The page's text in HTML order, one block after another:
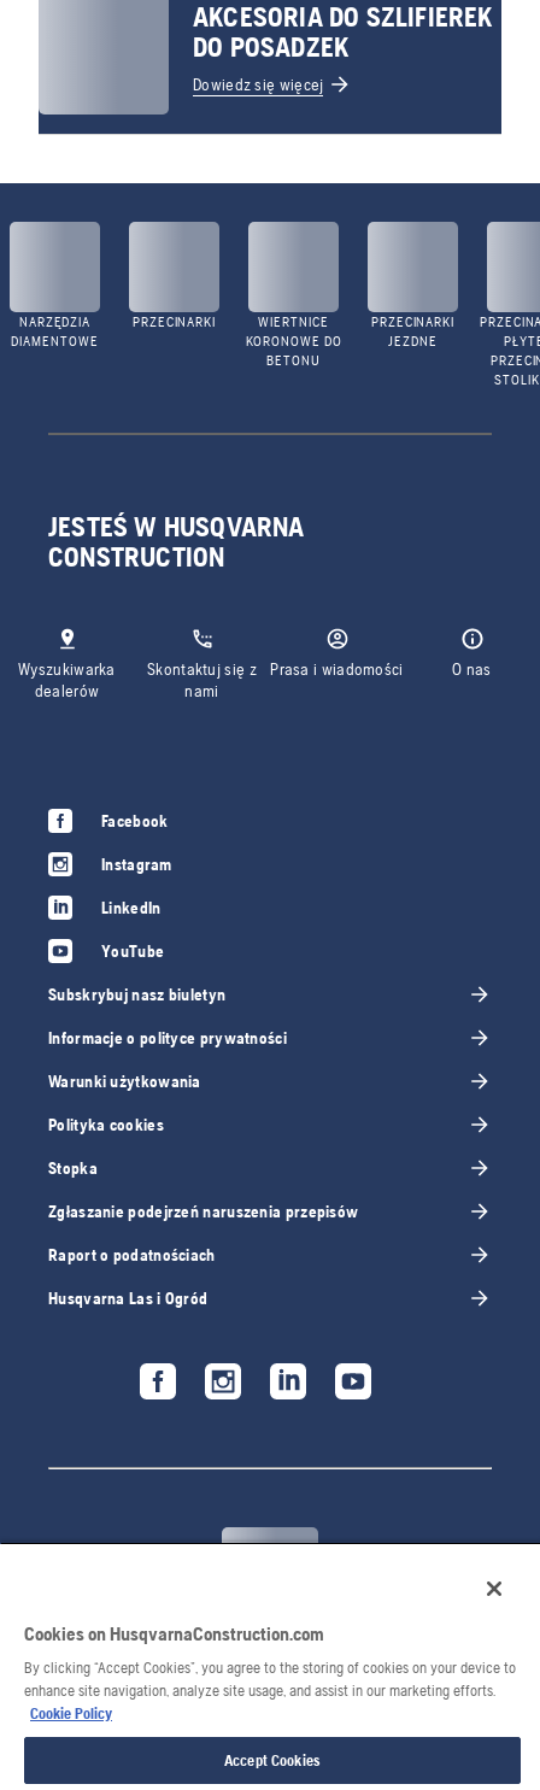
AKCESORIA DO SZLIFIEREK
DO POSADZEK
Dowiedz się więcej
NARZĘDZIA
DIAMENTOWE
PRZECINARKI
WIERTNICE
KORONOWE DO
BETONU
PRZECINARKI
JEZDNE
JESTEŚ W HUSQVARNA
CONSTRUCTION
Wyszukiwarka
dealerów
Skontaktuj się z
nami
Prasa i wiadomości O nas
Facebook
Instagram
LinkedIn
YouTube
Subskrybuj nasz biuletyn
Informacje o polityce prywatności
Warunki użytkowania
Polityka cookies
Stopka
Zgłaszanie podejrzeń naruszenia przepisów
Raport o podatnościach
Husqvarna Las i Ogród
Cookies on HusqvarnaConstruction.com
By clicking “Accept Cookies”, you agree to the storing of cookies on your device to
enhance site navigation, analyze site usage, and assist in our marketing efforts.
Cookie Policy
Accept Cookies